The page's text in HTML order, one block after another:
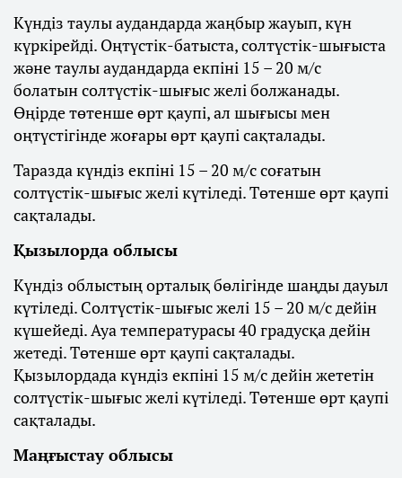
Күндіз таулы аудандарда жаңбыр жауып, күн
күркірейді. Оңтүстік-батыста, солтүстік-шығыста
және таулы аудандарда екпіні 15 – 20 м/с
болатын солтүстік-шығыс желі болжанады.
Өңірде төтенше өрт қаупі, ал шығысы мен
оңтүстігінде жоғары өрт қаупі сақталады.
Таразда күндіз екпіні 15 – 20 м/с соғатын
солтүстік-шығыс желі күтіледі. Төтенше өрт қаупі
сақталады.
Қызылорда облысы
Күндіз облыстың орталық бөлігінде шаңды дауыл
күтіледі. Солтүстік-шығыс желі 15 – 20 м/с дейін
күшейеді. Ауа температурасы 40 градусқа дейін
жетеді. Төтенше өрт қаупі сақталады.
Қызылордада күндіз екпіні 15 м/с дейін жететін
солтүстік-шығыс желі күтіледі. Төтенше өрт қаупі
сақталады.
Маңғыстау облысы